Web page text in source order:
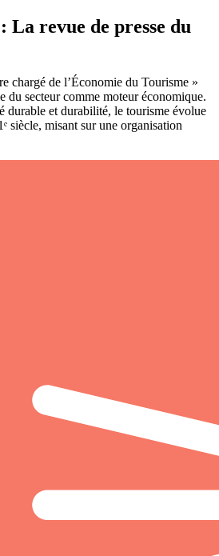
La revue de presse du
chargé de l’Économie du Tourisme »
du secteur comme moteur économique.
durable et durabilité, le tourisme évolue
siècle, misant sur une organisation